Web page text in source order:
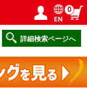
録
EN
0
詳細検索ページへ